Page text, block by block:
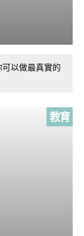
以做最真實的
教育